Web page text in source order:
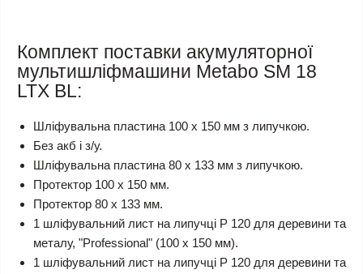
Комплект поставки акумуляторної
мультишліфмашини Metabo SM 18
LTX BL:
Шліфувальна пластина 100 x 150 мм з липучкою.
Без акб і з/у.
Шліфувальна пластина 80 x 133 мм з липучкою.
Протектор 100 x 150 мм.
Протектор 80 x 133 мм.
1 шліфувальний лист на липучці P 120 для деревини та
металу, "Professional" (100 x 150 мм).
1 шліфувальний лист на липучці P 120 для деревини та